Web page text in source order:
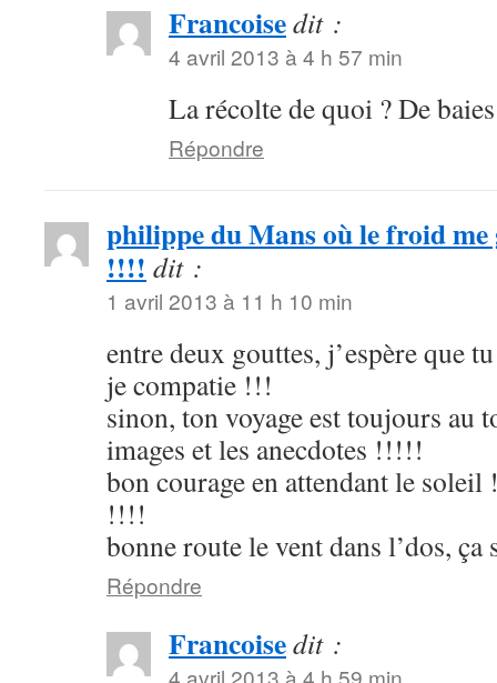
Francoisedit :
4 avril 2013 à 4 h 57 min
La récolte de quoi ? De
Répondre
philippe du Mans où le froid me
!!!! dit :
1 avril 2013 à 11 h 10 min
entre deux gouttes, j’espère que
je compatie !!!
sinon, ton voyage est toujours au
images et les anecdotes !!!!!
bon courage en attendant le
!!!!
bonne route le vent dans l’dos,
Répondre
Francoisedit :
4 avril 2013 à 4 h 59 min